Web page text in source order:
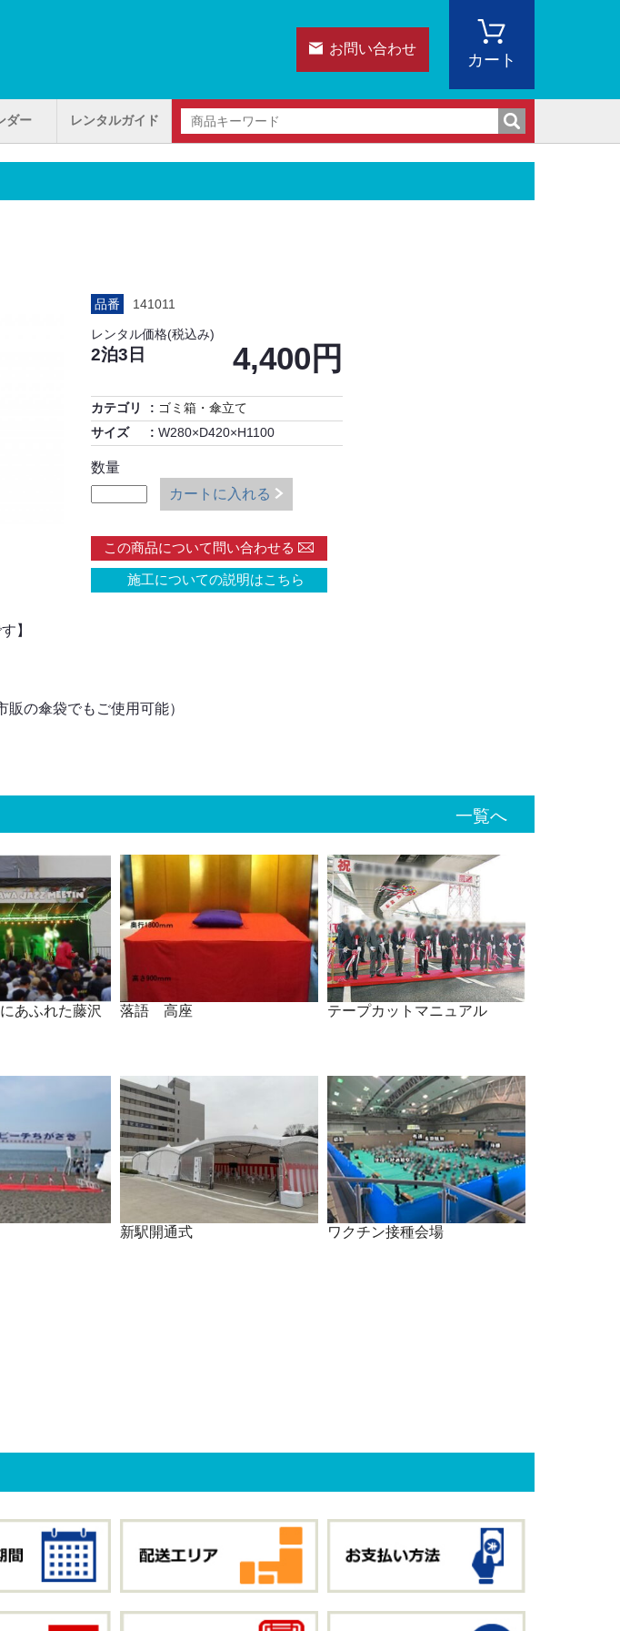
お問い合わせ
カート
ダー レンタルガイド
品番 141011
レンタル価格(税込み)
2泊3日 4,400円
カテゴリ
ゴミ箱・傘立て
サイズ
W280×D420×H1100
数量
カートに入れる
この商品について問い合わせる
施工についての説明はこちら
】
の傘袋でもご使用可能）
一覧へ
あふれた藤沢
落語 高座 テープカットマニュアル
新駅開通式 ワクチン接種会場